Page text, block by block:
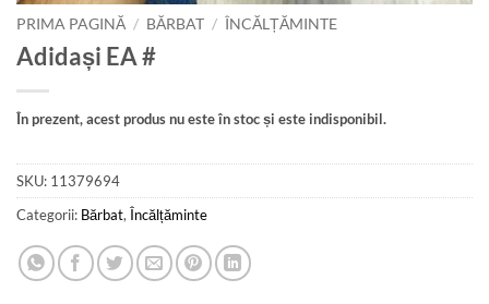
PRIMA PAGINĂ / BĂRBAT / ÎNCĂLȚĂMINTE
Adidași EA #
În prezent, acest produs nu este în stoc și este indisponibil.
SKU: 11379694
Categorii: Bărbat, Încălțăminte